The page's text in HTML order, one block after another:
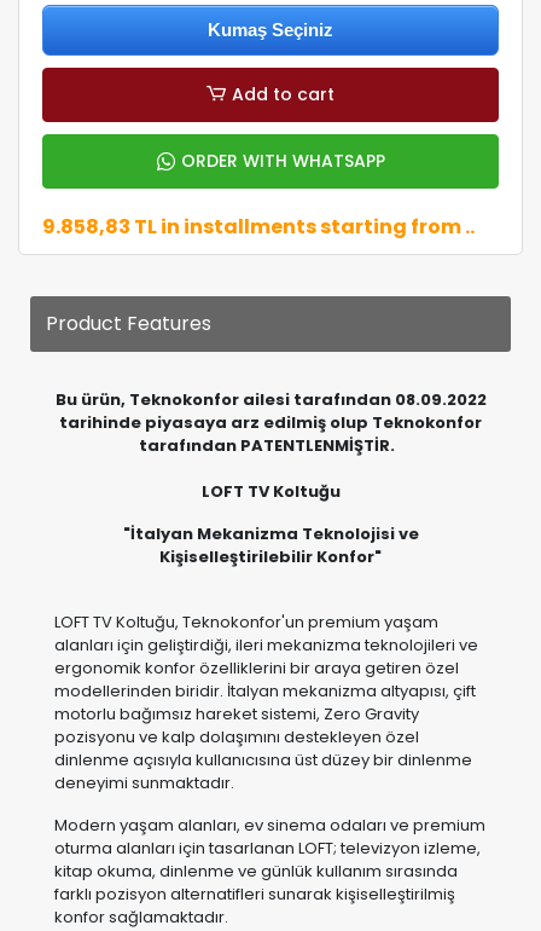
Kumaş Seçiniz
Add to cart
ORDER WITH WHATSAPP
9.858,83 TL in installments starting from ..
Product Features
Bu ürün, Teknokonfor ailesi tarafından 08.09.2022
tarihinde piyasaya arz edilmiş olup Teknokonfor
tarafından PATENTLENMİŞTİR.
LOFT TV Koltuğu
"İtalyan Mekanizma Teknolojisi ve
Kişiselleştirilebilir Konfor"
LOFT TV Koltuğu, Teknokonfor'un premium yaşam
alanları için geliştirdiği, ileri mekanizma teknolojileri ve
ergonomik konfor özelliklerini bir araya getiren özel
modellerinden biridir. İtalyan mekanizma altyapısı, çift
motorlu bağımsız hareket sistemi, Zero Gravity
pozisyonu ve kalp dolaşımını destekleyen özel
dinlenme açısıyla kullanıcısına üst düzey bir dinlenme
deneyimi sunmaktadır.
Modern yaşam alanları, ev sinema odaları ve premium
oturma alanları için tasarlanan LOFT; televizyon izleme,
kitap okuma, dinlenme ve günlük kullanım sırasında
farklı pozisyon alternatifleri sunarak kişiselleştirilmiş
konfor sağlamaktadır.